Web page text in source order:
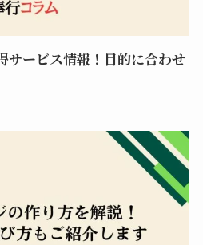
サービス情報！目的に合わせ